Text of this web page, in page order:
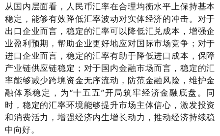
从国内层面看，人民币汇率在合理均衡水平上保持基本
稳定，能够有效降低汇率波动对实体经济的冲击。对于
出口企业而言，稳定的汇率可以降低汇兑成本，增强企
业盈利预期，帮助企业更好地应对国际市场竞争；对于
进口企业而言，稳定的汇率有助于降低进口成本，保障
产业链供应链稳定；对于国内金融市场而言，稳定的汇
率能够减少跨境资金无序流动，防范金融风险，维护金
融体系稳定，为“十五五”开局筑牢经济金融底盘。同
时，稳定的汇率环境能够提升市场主体信心，激发投资
和消费活力，增强经济内生增长动力，推动经济持续稳
中向好。